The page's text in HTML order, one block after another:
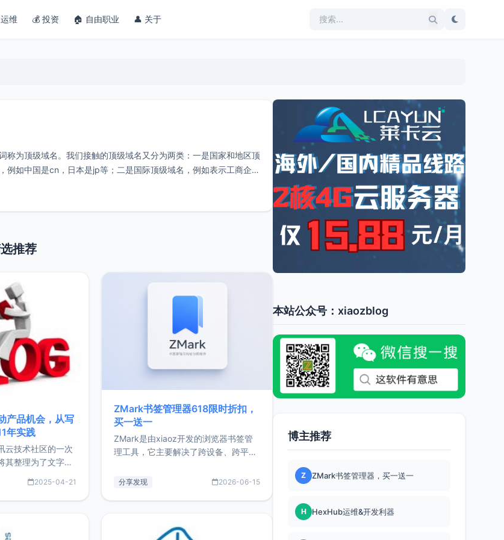
维 💰 投资 🏠 自由职业 👤 关于
为顶级域名。我们接触的顶级域名又分为两类：一是国家和地区顶
如中国是cn，日本是jp等；二是国际顶级域名，例如表示工商企业
推荐
产品机会，从写
年实践
云技术社区的一次
其整理为了文字
年来的经历，以及
品和走向自由职业
还首次公开了我的
2025-04-21
ZMark书签管理器618限时折扣，
买一送一
ZMark是由xiaoz开发的浏览器书签管
理工具，它主要解决了跨设备、跨平
做到一处部署、随处访问。同时，它还
量级： 使用Bun + Hono.js
分享发现 2026-06-15
本站公众号：xiaozblog
博主推荐
Z ZMark书签管理器，买一送一
H HexHub运维&开发利器